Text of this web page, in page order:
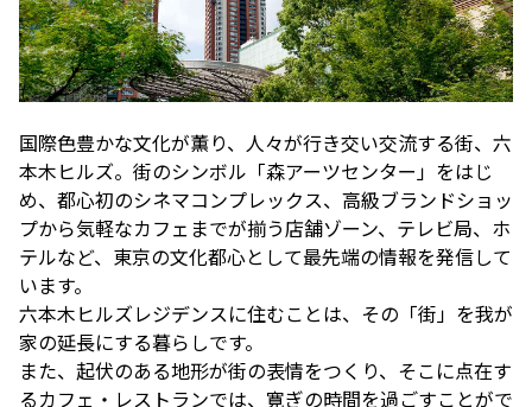
ROPPONGI HILLS
SUMMER 2026
2026年7月18日（土）～ 8
月23日（日）
六本木ヒルズでは、2026
年7月18日（土）〜8月23
日（日）の37日間、六本木
ヒルズの夏を熱く盛り上げ
るさまざまなイベントを開
催いたします。
テレビ朝日・六本木ヒルズ
SUMMER FES
2026年7月18日（土）～8
月23日（日）
音楽と番組とグルメの エ
ンタメフェス！本社会場は
今年も入場無料！
ヒルズ・ワークショップ フ
ロン・ミュエク
ファッション雑貨(53)
ジュエリー・ウォッチ(9)
ライフスタイル(24)
ビューティー(5)
メディカル・ドラッグストア (2)
アート(18)
その他(5)
2026年4月29日（水・祝）
～ 9月23日（水・祝）
森美術館
こちら
グランド ハイアット 東京 公式サイト
（お知らせ）館内のレストラン・バーでお使いい
ただける3種類のお食事券オンラインにて販売中
六本木ヒルズ併設その他周辺施設
六本木ヒルズクラブ
公式
会員制クラブ
公園/散策路/緑
パブリックアート & デザイ
ン
屋根プラザ・ヒルズ カフェ/
アクセス
アクセスTOPを見る
（お知らせ）六本木ヒルズ駐車場 駐車料金変更
のお知らせ
電車でお越しの方 車でお越しの方
インフォメーション
施設サービス
案内
カード・
お支払いについて
お子さま連れ、ご年配のお客さま、
お身体の不自由なお客さま向けサービス
営業時間
アクセス
ー
六本木ヒルズについて
国際色豊かな文化が薫り、人々が行き交い交流する街、六
本木ヒルズ。街のシンボル「森アーツセンター」をはじ
め、都心初のシネマコンプレックス、高級ブランドショッ
プから気軽なカフェまでが揃う店舗ゾーン、テレビ局、ホ
テルなど、東京の文化都心として最先端の情報を発信して
います。
六本木ヒルズレジデンスに住むことは、その「街」を我が
家の延長にする暮らしです。
また、起伏のある地形が街の表情をつくり、そこに点在す
るカフェ・レストランでは、寛ぎの時間を過ごすことがで